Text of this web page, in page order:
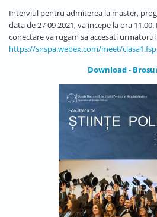
Interviul pentru admiterea la master,
data de 27 09 2021, va incepe la ora
conectare va rugam sa accesati
https://snspa.webex.com/meet/
Download -